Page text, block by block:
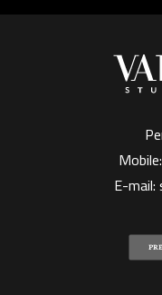
Mobile:
E-mail: